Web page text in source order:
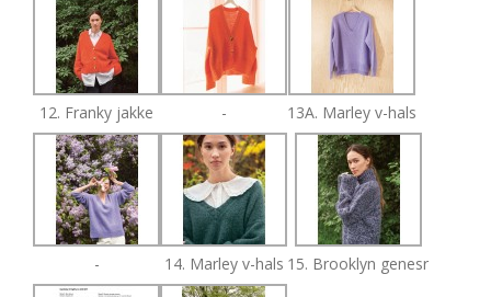
12. Franky jakke - 13A. Marley v-hals
- 14. Marley v-hals 15. Brooklyn genesr